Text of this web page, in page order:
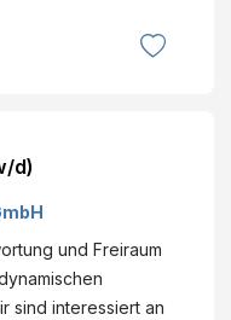
d)
und Freiraum
sind interessiert an